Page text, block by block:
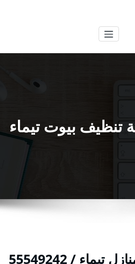
تنظيف بيوت تيماء
شركة تنظيف منازل تيماء / 55549242